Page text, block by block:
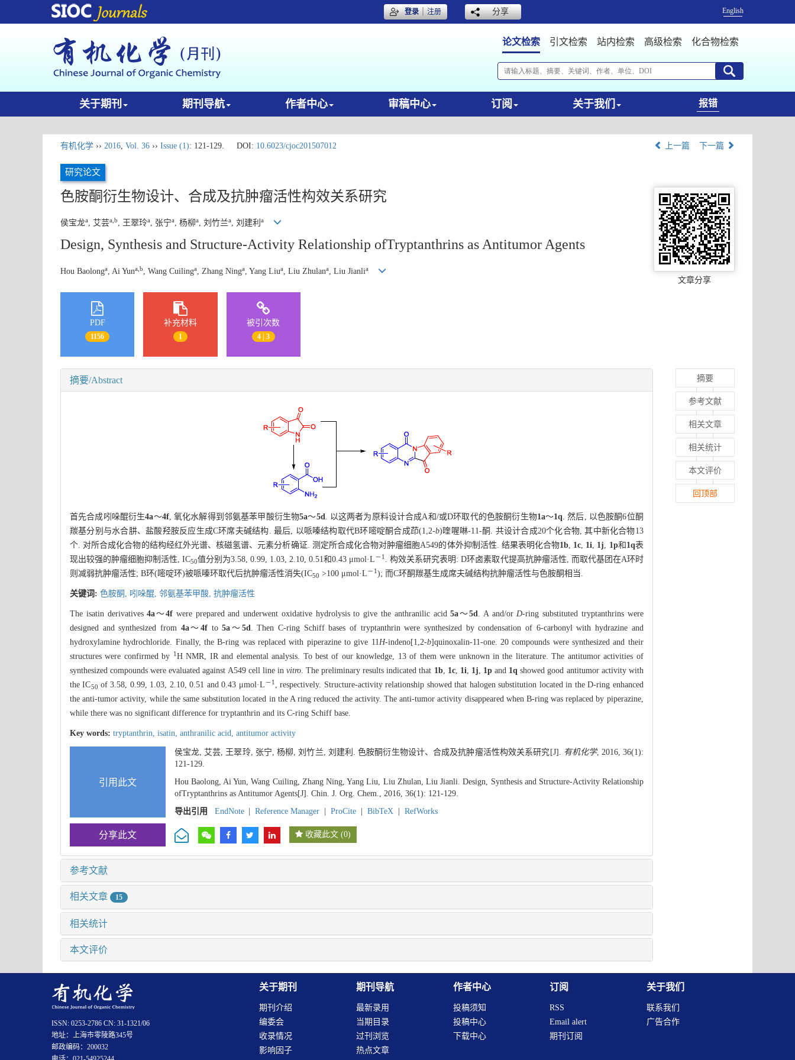
登录｜注册 分享 English
论文检索 引文检索 站内检索 高级检索 化合物检索
关于期刊 期刊导航 作者中心 审稿中心 订阅 关于我们 报错
有机化学 ›› 2016, Vol. 36 ›› Issue (1): 121-129. DOI: 10.6023/cjoc201507012 上一篇 下一篇
研究论文
色胺酮衍生物设计、合成及抗肿瘤活性构效关系研究
侯宝龙a, 艾芸a,b, 王翠玲a, 张宁a, 杨柳a, 刘竹兰a, 刘建利 a
Design, Synthesis and Structure-Activity Relationship ofTryptanthrins as Antitumor Agents
Hou Baolonga , Ai Yuna,b , Wang Cuilinga , Zhang Ninga , Yang Liua , Liu Zhulana , Liu Jianlia
文章分享
PDF
1156
补充材料
1
被引次数
4 | 3
摘要/Abstract
首先合成吲哚醌衍生4a～4f, 氧化水解得到邻氨基苯甲酸衍生物5a～5d. 以这两者为原料设计合成A和/或D环取代的色胺酮衍生物1a～1q. 然后, 以色胺酮6位酮
羰基分别与水合肼、盐酸羟胺反应生成C环席夫碱结构. 最后, 以哌嗪结构取代B环嘧啶酮合成茚(1,2-b)喹喔啉-11-酮. 共设计合成20个化合物, 其中新化合物13
个. 对所合成化合物的结构经红外光谱、核磁氢谱、元素分析确证. 测定所合成化合物对肿瘤细胞A549的体外抑制活性. 结果表明化合物1b, 1c, 1i, 1j, 1p和 1q表
现出较强的肿瘤细胞抑制活性, IC50值分别为3.58, 0.99, 1.03, 2.10, 0.51和0.43 μmol·L－1 . 构效关系研究表明: D环卤素取代提高抗肿瘤活性, 而取代基团在A环时
则减弱抗肿瘤活性; B环(嘧啶环)被哌嗪环取代后抗肿瘤活性消失(IC50 >100 μmol·L－1 ); 而C环酮羰基生成席夫碱结构抗肿瘤活性与色胺酮相当.
关键词: 色胺酮, 吲哚醌, 邻氨基苯甲酸, 抗肿瘤活性
The isatin derivatives4a～4fwere prepared and underwent oxidative hydrolysis to give the anthranilic acid5a～5d. A and/orD-ring substituted tryptanthrins were
designed and synthesized from 4a～4f to5a ～ 5d. Then C-ring Schiff bases of tryptanthrin were synthesized by condensation of 6-carbonyl with hydrazine and
hydroxylamine hydrochloride. Finally, the B-ring was replaced with piperazine to give 11H-indeno[1,2-b]quinoxalin-11-one. 20 compounds were synthesized and their
structures were confirmed by
1 H NMR, IR and elemental analysis. To best of our knowledge, 13 of them were unknown in the literature. The antitumor activities of
synthesized compounds were evaluated against A549 cell line in vitro. The preliminary results indicated that 1b, 1c, 1i, 1j, 1pand 1q showed good antitumor activity with
the IC50 of 3.58, 0.99, 1.03, 2.10, 0.51 and 0.43 μmol·L－1 , respectively. Structure-activity relationship showed that halogen substitution located in the D-ring enhanced
the anti-tumor activity, while the same substitution located in the A ring reduced the activity. The anti-tumor activity disappeared when B-ring was replaced by piperazine,
while there was no significant difference for tryptanthrin and its C-ring Schiff base.
Key words: tryptanthrin, isatin, anthranilic acid, antitumor activity
引用此文
侯宝龙, 艾芸, 王翠玲, 张宁, 杨柳, 刘竹兰, 刘建利. 色胺酮衍生物设计、合成及抗肿瘤活性构效关系研究[J]. 有机化学, 2016, 36(1):
121-129.
Hou Baolong, Ai Yun, Wang Cuiling, Zhang Ning, Yang Liu, Liu Zhulan, Liu Jianli. Design, Synthesis and Structure-Activity Relationship
ofTryptanthrins as Antitumor Agents[J]. Chin. J. Org. Chem., 2016, 36(1): 121-129.
导出引用
EndNote Reference Manager ProCite BibTeX RefWorks
分享此文 收藏此文 (0)
参考文献
相关文章 15
相关统计
本文评价
摘要
参考文献
相关文章
相关统计
本文评价
回顶部
关于期刊
期刊介绍
编委会
收录情况
影响因子
期刊导航
最新录用
当期目录
过刊浏览
热点文章
作者中心
投稿须知
投稿中心
下载中心
订阅
RSS
Email alert
期刊订阅
关于我们
联系我们
广告合作
ISSN: 0253-2786 CN: 31-1321/06
地址：上海市零陵路345号
邮政编码：200032